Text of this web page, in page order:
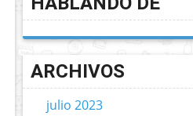
ARCHIVOS
julio 2023